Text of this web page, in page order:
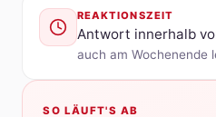
REAKTIONSZEIT
Antwort innerhalb
auch am Wochenende
SO LÄUFT'S AB